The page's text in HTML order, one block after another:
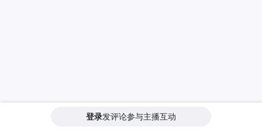
登录发评论参与主播互动